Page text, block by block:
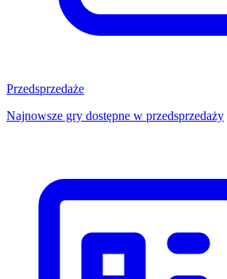
Przedsprzedaże
Najnowsze gry dostępne w przedsprzedaży